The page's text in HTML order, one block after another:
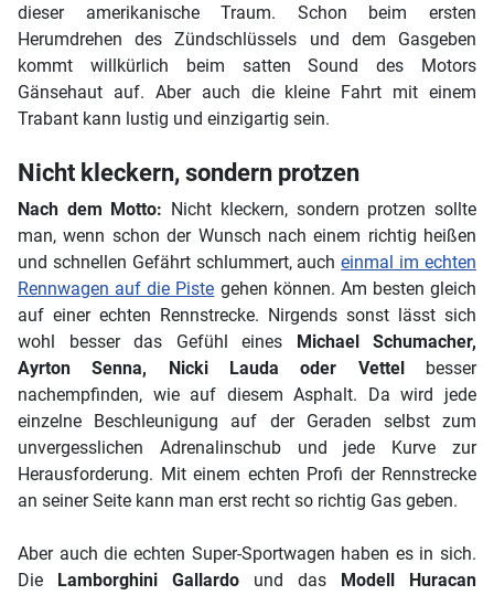
dieser amerikanische Traum. Schon beim ersten
Herumdrehen des Zündschlüssels und dem Gasgeben
kommt willkürlich beim satten Sound des Motors
Gänsehaut auf. Aber auch die kleine Fahrt mit einem
Trabant kann lustig und einzigartig sein.
Nicht kleckern, sondern protzen
Nach dem Motto: Nicht kleckern, sondern protzen sollte
man, wenn schon der Wunsch nach einem richtig heißen
und schnellen Gefährt schlummert, aucheinmal im echten
Rennwagen auf die Piste gehen können. Am besten gleich
auf einer echten Rennstrecke. Nirgends sonst lässt sich
wohl besser das Gefühl eines Michael Schumacher,
Ayrton Senna, Nicki Lauda oder Vettelbesser
nachempfinden, wie auf diesem Asphalt. Da wird jede
einzelne Beschleunigung auf der Geraden selbst zum
unvergesslichen Adrenalinschub und jede Kurve zur
Herausforderung. Mit einem echten Profi der Rennstrecke
an seiner Seite kann man erst recht so richtig Gas geben.
Aber auch die echten Super-Sportwagen haben es in sich.
Die Lamborghini Gallardo und das Modell Huracan